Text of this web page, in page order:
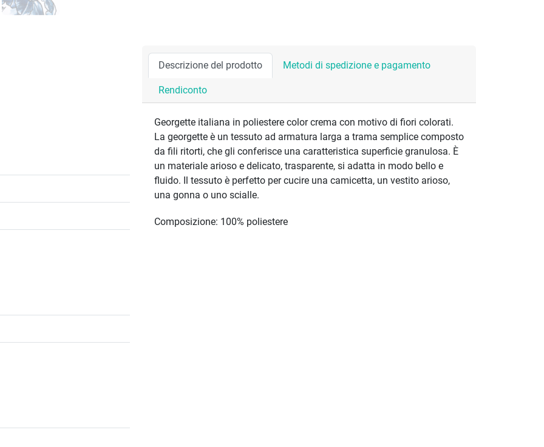
Descrizione del prodotto Metodi di spedizione e pagamento
Rendiconto
Georgette italiana in poliestere color crema con motivo di fiori colorati.
La georgette è un tessuto ad armatura larga a trama semplice composto
da fili ritorti, che gli conferisce una caratteristica superficie granulosa. È
un materiale arioso e delicato, trasparente, si adatta in modo bello e
fluido. Il tessuto è perfetto per cucire una camicetta, un vestito arioso,
una gonna o uno scialle.
Composizione: 100% poliestere